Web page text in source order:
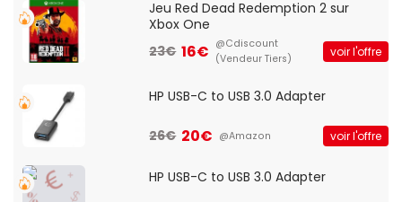
Jeu Red Dead Redemption 2 sur
Xbox One
23€ 16€ @Cdiscount
(Vendeur Tiers)
voir l'offre
HP USB-C to USB 3.0 Adapter
26€ 20€ @Amazon voir l'offre
HP USB-C to USB 3.0 Adapter